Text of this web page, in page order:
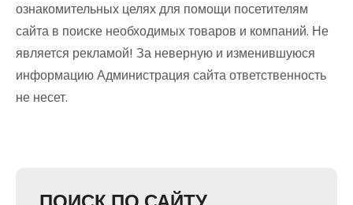
ознакомительных целях для помощи посетителям
сайта в поиске необходимых товаров и компаний. Не
является рекламой! За неверную и изменившуюся
информацию Администрация сайта ответственность
не несет.